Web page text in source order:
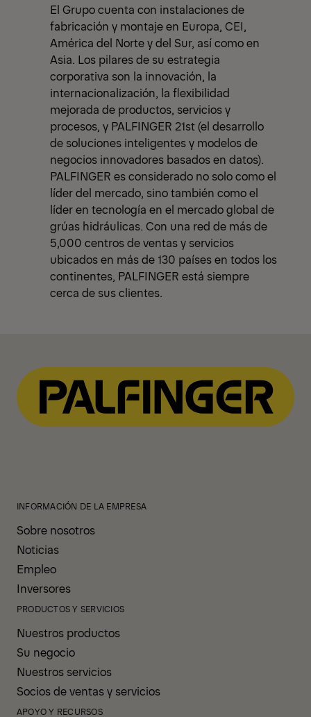
El Grupo cuenta con instalaciones de
fabricación y montaje en Europa, CEI,
América del Norte y del Sur, así como en
Asia. Los pilares de su estrategia
corporativa son la innovación, la
internacionalización, la flexibilidad
mejorada de productos, servicios y
procesos, y PALFINGER 21st (el desarrollo
de soluciones inteligentes y modelos de
negocios innovadores basados en datos).
PALFINGER es considerado no solo como el
líder del mercado, sino también como el
líder en tecnología en el mercado global de
grúas hidráulicas. Con una red de más de
5,000 centros de ventas y servicios
ubicados en más de 130 países en todos los
continentes, PALFINGER está siempre
cerca de sus clientes.
INFORMACIÓN DE LA EMPRESA
Sobre nosotros
Noticias
Empleo
Inversores
PRODUCTOS Y SERVICIOS
Nuestros productos
Su negocio
Nuestros servicios
Socios de ventas y servicios
APOYO Y RECURSOS